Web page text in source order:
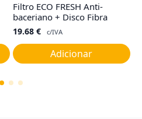
Filtro ECO FRESH Anti-
baceriano + Disco Fibra
19.68 € c/IVA
Adicionar